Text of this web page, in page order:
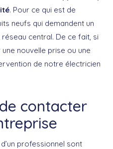
. Pour ce qui est de
neufs qui demandent un
central. De ce fait, si
une nouvelle prise ou une
de notre électricien
contacter
professionnel sont